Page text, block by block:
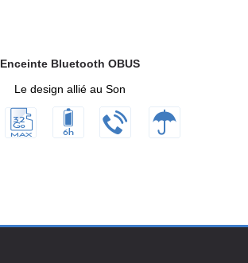
Enceinte Bluetooth OBUS
Le design allié au Son